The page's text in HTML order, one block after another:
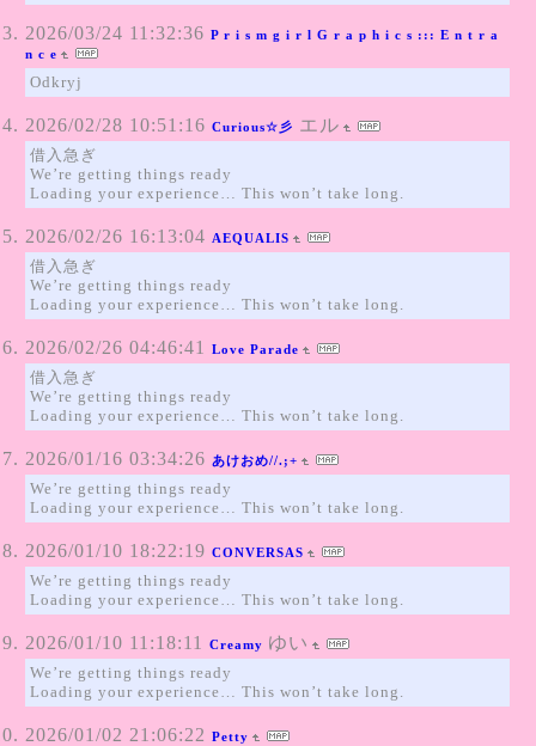
2026/03/24 11:32:36 P r i s m g i r l G r a p h i c s ::: E n t r a
n c e
Odkryj
2026/02/28 10:51:16 Curious☆彡 エル
借入急ぎ
We’re getting things ready
Loading your experience… This won’t take long.
2026/02/26 16:13:04 AEQUALIS
借入急ぎ
We’re getting things ready
Loading your experience… This won’t take long.
2026/02/26 04:46:41 Love Parade
借入急ぎ
We’re getting things ready
Loading your experience… This won’t take long.
2026/01/16 03:34:26 あけおめ//.;+
We’re getting things ready
Loading your experience… This won’t take long.
2026/01/10 18:22:19 CONVERSAS
We’re getting things ready
Loading your experience… This won’t take long.
2026/01/10 11:18:11 Creamy ゆい
We’re getting things ready
Loading your experience… This won’t take long.
2026/01/02 21:06:22 Petty